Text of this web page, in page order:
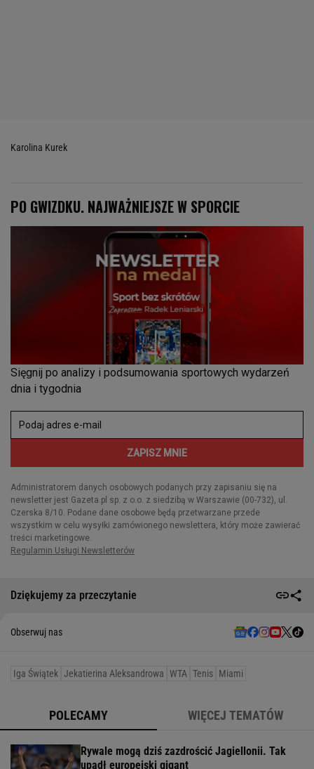
Karolina Kurek
Dziękujemy za przeczytanie
Obserwuj nas
Iga Świątek Jekatierina Aleksandrowa WTA Tenis Miami
POLECAMY WIĘCEJ TEMATÓW
Rywale mogą dziś zazdrościć Jagiellonii. Tak
upadł europejski gigant